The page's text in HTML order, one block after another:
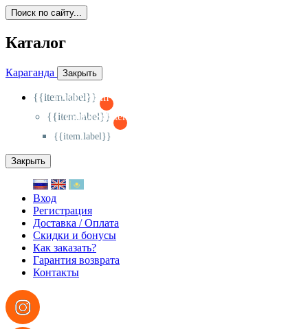
Поиск по сайту...
Каталог
Караганда Закрыть
{{item.label}}
{{activeItem==item.id?'-
{{item.label}}
{{activeSubitem==item.id?'-
{{item.label}}
Закрыть
Вход
Регистрация
Доставка / Оплата
Скидки и бонусы
Как заказать?
Гарантия возврата
Контакты